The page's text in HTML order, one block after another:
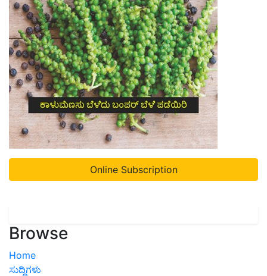
Online Subscription
Browse
Home
ಸುದ್ದಿಗಳು